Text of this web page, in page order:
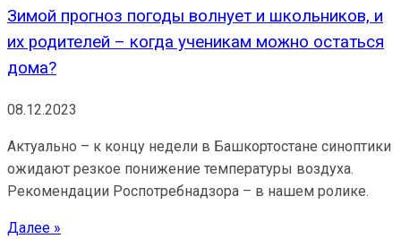
Зимой прогноз погоды волнует и школьников, и
их родителей – когда ученикам можно остаться
дома?
08.12.2023
Актуально – к концу недели в Башкортостане синоптики
ожидают резкое понижение температуры воздуха.
Рекомендации Роспотребнадзора – в нашем ролике.
Далее »